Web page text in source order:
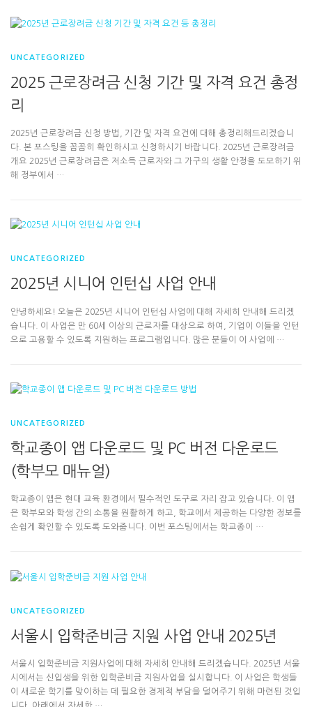
UNCATEGORIZED
2025 근로장려금 신청 기간 및 자격 요건 총정
리
2025년 근로장려금 신청 방법, 기간 및 자격 요건에 대해 총정리해드리겠습니
다. 본 포스팅을 꼼꼼히 확인하시고 신청하시기 바랍니다. 2025년 근로장려금
개요 2025년 근로장려금은 저소득 근로자와 그 가구의 생활 안정을 도모하기 위
해 정부에서 …
UNCATEGORIZED
2025년 시니어 인턴십 사업 안내
안녕하세요! 오늘은 2025년 시니어 인턴십 사업에 대해 자세히 안내해 드리겠
습니다. 이 사업은 만 60세 이상의 근로자를 대상으로 하여, 기업이 이들을 인턴
으로 고용할 수 있도록 지원하는 프로그램입니다. 많은 분들이 이 사업에 …
UNCATEGORIZED
학교종이 앱 다운로드 및 PC 버전 다운로드
(학부모 매뉴얼)
학교종이 앱은 현대 교육 환경에서 필수적인 도구로 자리 잡고 있습니다. 이 앱
은 학부모와 학생 간의 소통을 원활하게 하고, 학교에서 제공하는 다양한 정보를
손쉽게 확인할 수 있도록 도와줍니다. 이번 포스팅에서는 학교종이 …
UNCATEGORIZED
서울시 입학준비금 지원 사업 안내 2025년
서울시 입학준비금 지원사업에 대해 자세히 안내해 드리겠습니다. 2025년 서울
시에서는 신입생을 위한 입학준비금 지원사업을 실시합니다. 이 사업은 학생들
이 새로운 학기를 맞이하는 데 필요한 경제적 부담을 덜어주기 위해 마련된 것입